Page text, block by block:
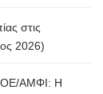
στις
2026)
ΑΜΦΙ: Η